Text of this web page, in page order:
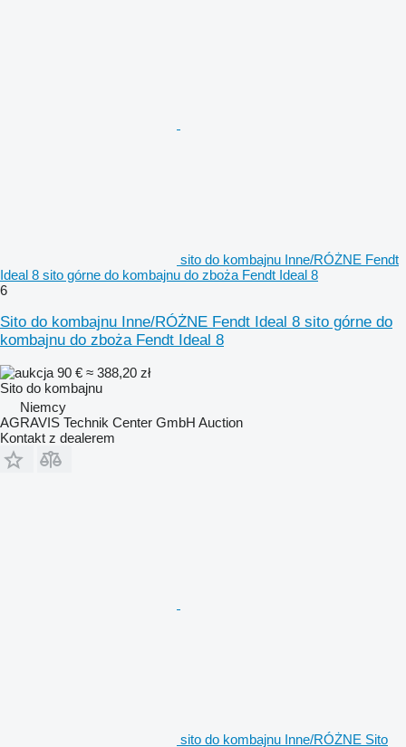
sito do kombajnu Inne/RÓŻNE Fendt
Ideal 8 sito górne do kombajnu do zboża Fendt Ideal 8
6
Sito do kombajnu Inne/RÓŻNE Fendt Ideal 8 sito górne do
kombajnu do zboża Fendt Ideal 8
90 € ≈ 388,20 zł
Sito do kombajnu
Niemcy
AGRAVIS Technik Center GmbH Auction
Kontakt z dealerem
sito do kombajnu Inne/RÓŻNE Sito